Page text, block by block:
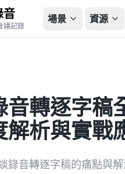
音
議記錄
場景 資源
音轉逐字稿
解析與實戰
錄音轉逐字稿的痛點與